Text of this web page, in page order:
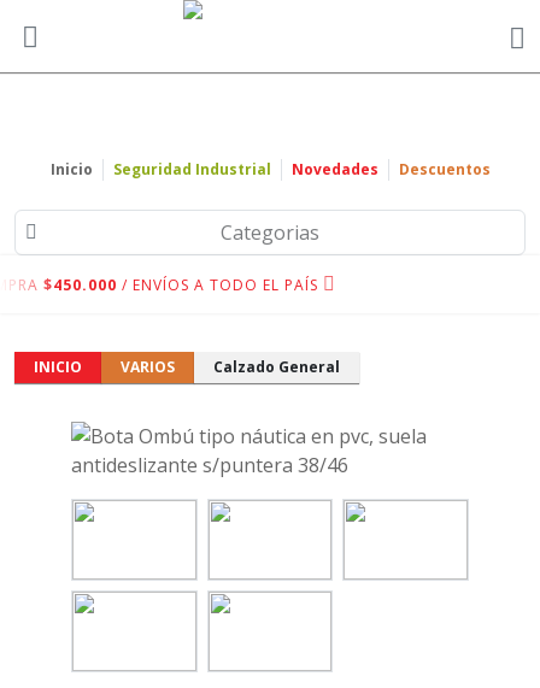
Inicio Seguridad Industrial Novedades Descuentos
Categorias
$450.000 / ENVÍOS A TODO EL PAÍS
INICIO VARIOS Calzado General